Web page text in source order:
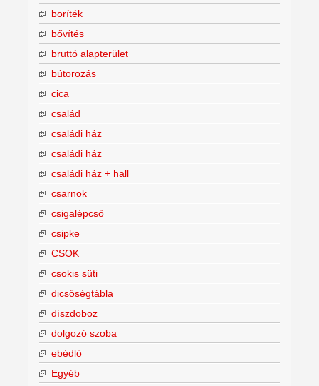
boríték
bővítés
bruttó alapterület
bútorozás
cica
család
családi ház
családi ház
családi ház + hall
csarnok
csigalépcső
csipke
CSOK
csokis süti
dicsőségtábla
díszdoboz
dolgozó szoba
ebédlő
Egyéb